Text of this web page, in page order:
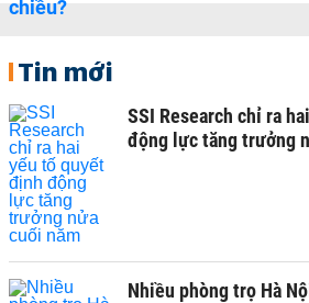
Tin mới
SSI Research chỉ ra
động lực tăng trưởng
Nhiều phòng trọ Hà